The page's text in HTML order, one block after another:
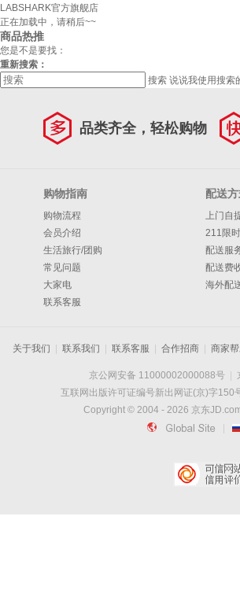
LABSHARK官方旗舰店
正在加载中，请稍后~~
商品热推
您是不是要找：
重新搜索：
搜索 说说我使用搜索
品类齐全，轻松购物
购物指南
购物流程
会员介绍
生活旅行/团购
常见问题
大家电
联系客服
配送
上门自
211限
配送服
配送费
海外配
关于我们 联系我们 联系客服 合作招商 商家
京公网安备 11000002000088号
互联网出版许可证编号新出网证(京)字150
Copyright © 2004 - 2026 京东
